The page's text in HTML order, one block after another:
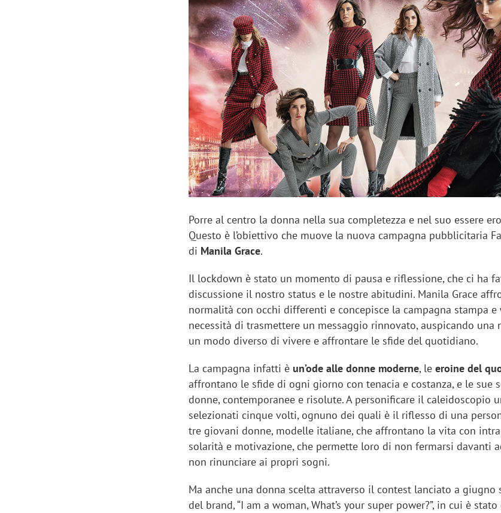
Porre al centro la donna nella sua completezza e nel suo essere
Questo è l’obiettivo che muove la nuova campagna pubblicitaria
di Manila Grace.
Il lockdown è stato un momento di pausa e riflessione, che ci ha
discussione il nostro status e le nostre abitudini. Manila Grace
normalità con occhi differenti e concepisce la campagna stampa e
necessità di trasmettere un messaggio rinnovato, auspicando una
un modo diverso di vivere e affrontare le sfide del quotidiano.
La campagna infatti è un’ode alle donne moderne, leeroine del
affrontano le sfide di ogni giorno con tenacia e costanza, e le sue
donne, contemporanee e risolute. A personificare il caleidoscopio
selezionati cinque volti, ognuno dei quali è il riflesso di una
tre giovani donne, modelle italiane, che affrontano la vita con
solarità e motivazione, che permette loro di non fermarsi davanti
non rinunciare ai propri sogni.
Ma anche una donna scelta attraverso il contest lanciato a giugno
del brand, “I am a woman, What’s your super power?”, in cui è
Manassero, Samsung Ads: «Con Total
Perez, Samsung Ads: «L'Italia è un
mercato strategico e continuerà a
crescere»
Networking agli
startup Kicè
"spreco di